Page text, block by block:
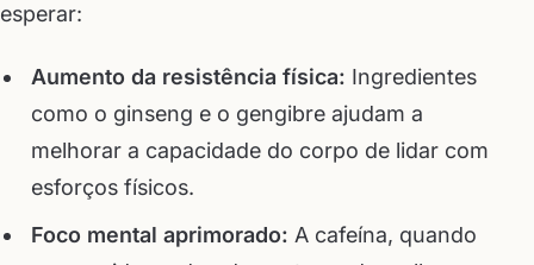
esperar:
Aumento da resistência física: Ingredientes
como o ginseng e o gengibre ajudam a
melhorar a capacidade do corpo de lidar com
esforços físicos.
Foco mental aprimorado: A cafeína, quando